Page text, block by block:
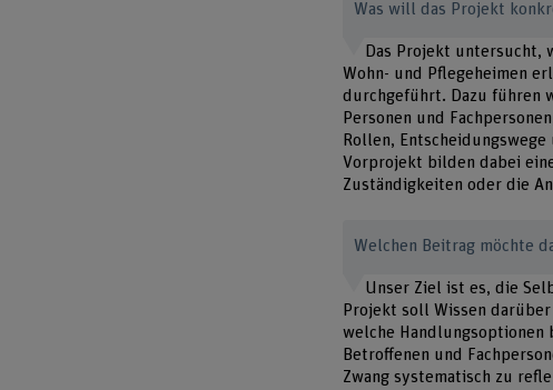
Was will das Projekt
Das Projekt untersucht,
Wohn- und Pflegeheimen
durchgeführt. Dazu führen
Personen und
Rollen,
Vorprojekt bilden dabei
Zuständigkeiten oder die
Welchen Beitrag möchte
Unser Ziel ist es, die
Projekt soll Wissen
welche Handlungsoptionen
Betroffenen und
Zwang systematisch zu